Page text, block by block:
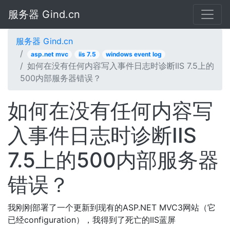
服务器 Gind.cn
服务器 Gind.cn
asp.net mvc iis 7.5 windows event log
如何在没有任何内容写入事件日志时诊断IIS 7.5上的
500内部服务器错误？
如何在没有任何内容写
入事件日志时诊断IIS
7.5上的500内部服务器
错误？
我刚刚部署了一个更新到现有的ASP.NET MVC3网站（它
已经configuration），我得到了死亡的IIS蓝屏